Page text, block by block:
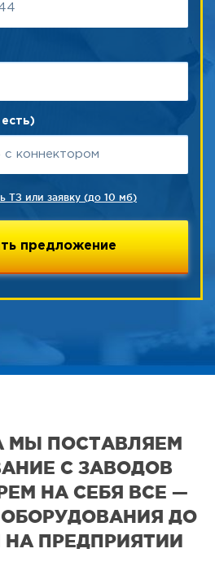
ТЗ или заявку (до 10 мб)
МЫ ПОСТАВЛЯЕМ
С ЗАВОДОВ
НА СЕБЯ ВСЕ —
ДО
НА ПРЕДПРИЯТИИ